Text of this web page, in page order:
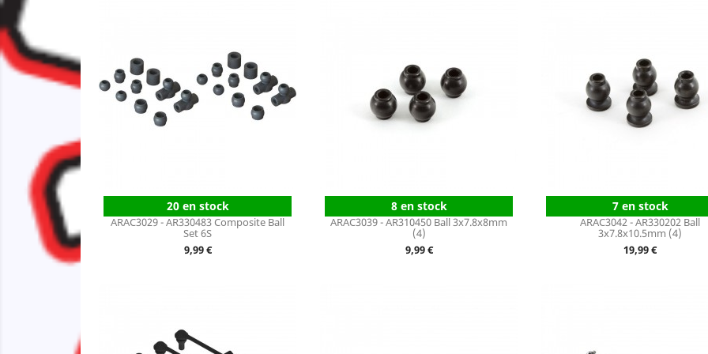
20 en stock
ARAC3029 - AR330483 Composite Ball
Set 6S
Prix
9,99 €
8 en stock
ARAC3039 - AR310450 Ball 3x7.8x8mm
(4)
Prix
9,99 €
7 en stock
ARAC3042 - AR330202 Ball
3x7.8x10.5mm (4)
Prix
19,99 €